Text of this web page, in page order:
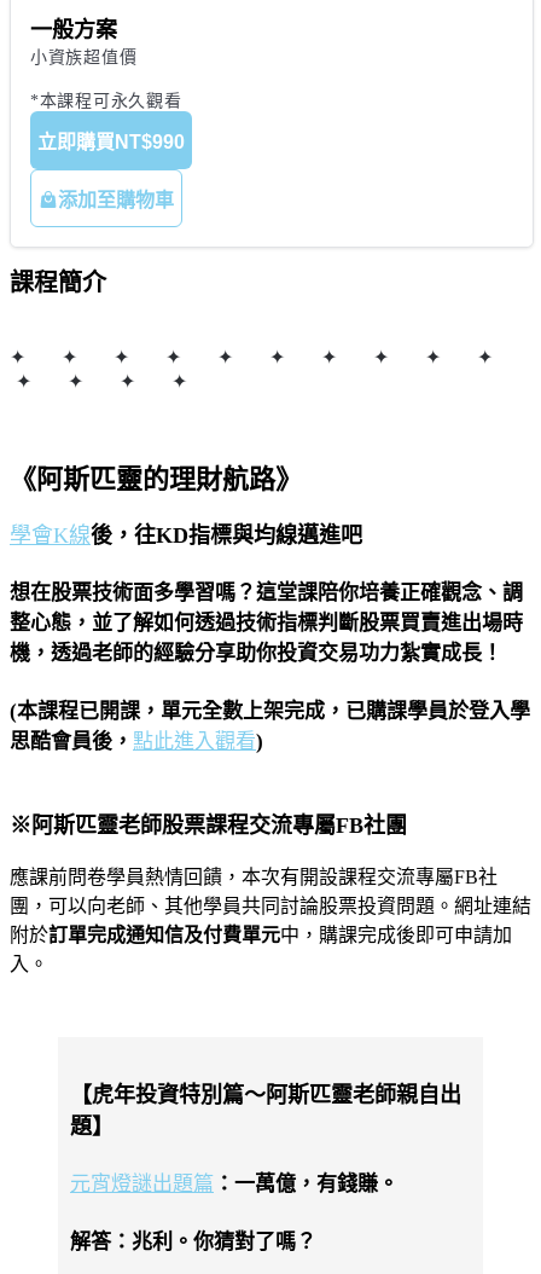
一般方案
小資族超值價
*本課程可永久觀看
立即購買 NT$990
添加至購物車
課程簡介
✦ ✦ ✦ ✦ ✦ ✦ ✦ ✦ ✦ ✦
✦ ✦ ✦ ✦
《阿斯匹靈的理財航路》
學會K線後，往KD指標與均線邁進吧
想在股票技術面多學習嗎？這堂課陪你培養正確觀念、調
整心態，並了解如何透過技術指標判斷股票買賣進出場時
機 ，透過老師的經驗分享助你投資交易功力紮實成長！
(本課程已開課，單元全數上架完成，已購課學員於登入學
思酷會員後， 點此進入觀看)
※阿斯匹靈老師股票課程交流專屬FB社團
應課前問卷學員熱情回饋，本次有開設課程交流專屬FB社
團，可以向老師、其他學員共同討論股票投資問題。網址連結
附於訂單完成通知信及付費單元中，購課完成後即可申請加
入。
【虎年投資特別篇～阿斯匹靈老師親自出
題】
元宵燈謎出題篇 ：一萬億，有錢賺。
解答：兆利。你猜對了嗎？